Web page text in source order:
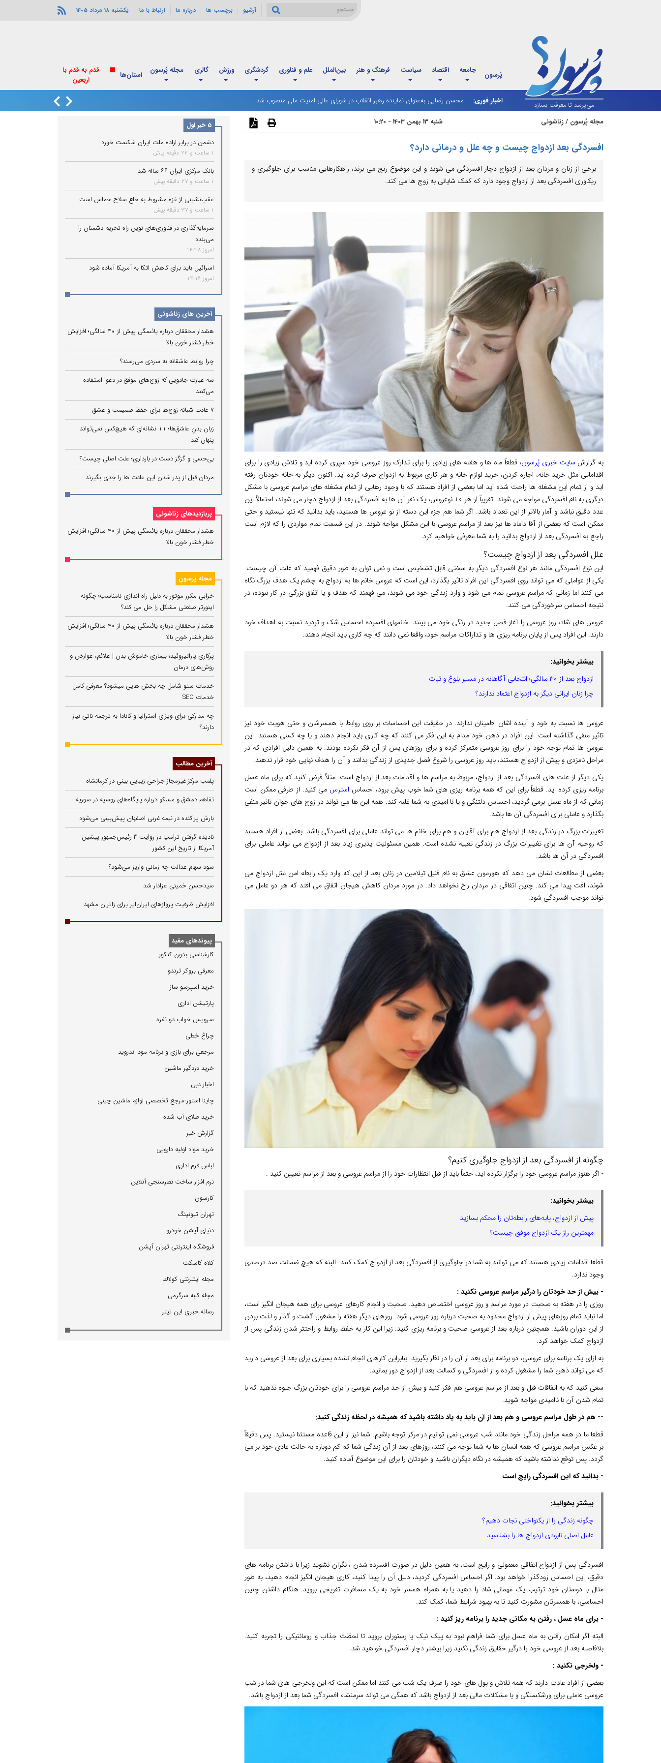
آرشیو برچسب ها درباره ما ارتباط با ما یکشنبه 18 مرداد 1405
می‌پرسد تا معرفت بسازد
پُرسون جامعه اقتصاد سیاست فرهنگ و هنر بین‌الملل علم و فناوری گردشگری ورزش گالری مجله پُرسون استان‌ها
قدم به قدم با
اربعین
اخبار فوری:
محسن رضایی به‌عنوان نماینده رهبر انقلاب در شورای عالی امنیت ملی منصوب شد
زاهدشهر فارس لرزید
مجله پُرسون /زناشوئی شنبه 13 بهمن 1403 - 10:20
افسردگی بعد ازدواج چیست و چه علل و درمانی دارد؟
برخی از زنان و مردان بعد از ازدواج دچار افسردگی می شوند و این موضوع رنج می برند، راهکارهایی مناسب برای جلوگیری و
ریکاوری افسردگی بعد از ازدواج وجود دارد که کمک شایانی به زوج ها می کند.
به گزارش سایت خبری پُرسون، قطعاً ماه ها و هفته های زیادی را برای تدارک روز عروسی خود سپری کرده اید و تلاش زیادی را برای
اقداماتی مثل خرید خانه، اجاره کردن، خرید لوازم خانه و هر کاری مربوط به ازدواج صرف کرده اید. اکنون دیگر به خانه خودتان رفته
اید و از تمام این مشغله ها راحت شده اید اما بعضی از افراد هستند که با وجود رهایی از تمام مشغله های مراسم عروسی با مشکل
دیگری به نام افسردگی مواجه می شوند. تقریباً از هر 10 نوعروس، یک نفر آن ها به افسردگی بعد از ازدواج دچار می شوند، احتمالاً این
عدد دقیق نباشد و آمار بالاتر از این تعداد باشد. اگر شما هم جزء این دسته از نو عروس ها هستید، باید بدانید که تنها نیستید و حتی
ممکن است که بعضی از آقا داماد ها نیز بعد از مراسم عروسی با این مشکل مواجه شوند. در این قسمت تمام مواردی را که لازم است
راجع به افسردگی بعد از ازدواج بدانید را به شما معرفی خواهیم کرد.
علل افسردگی بعد از ازدواج چیست؟
این نوع افسردگی مانند هر نوع افسردگی دیگر به سختی قابل تشخیص است و نمی توان به طور دقیق فهمید که علت آن چیست.
یکی از عواملی که می تواند روی افسردگی این افراد تاثیر بگذارد، این است که عروس خانم ها به ازدواج به چشم یک هدف بزرگ نگاه
می کنند اما زمانی که مراسم عروسی تمام می شود و وارد زندگی خود می شوند، می فهمند که هدف و یا اتفاق بزرگی در کار نبوده؛ در
نتیجه احساس سرخوردگی می کنند.
عروس های شاد، روز عروسی را آغاز فصل جدید در زنگی خود می بینند. خانمهای افسرده احساس شک و تردید نسبت به اهداف خود
دارند. این افراد پس از پایان برنامه ریزی ها و تداراکات مراسم خود، واقعا نمی دانند که چه کاری باید انجام دهند.
بیشتر بخوانید:
ازدواج بعد از ۳۰ سالگی؛ انتخابی آگاهانه در مسیر بلوغ و ثبات
چرا زنان ایرانی دیگر به ازدواج اعتماد ندارند؟
عروس ها نسبت به خود و آینده اشان اطمینان ندارند. در حقیقت این احساسات بر روی روابط با همسرشان و حتی هویت خود نیز
تاثیر منفی گذاشته است. این افراد در ذهن خود مدام به این فکر می کنند که چه کاری باید انجام دهند و یا چه کسی هستند. این
عروس ها تمام توجه خود را برای روز عروسی متمرکز کرده و برای روزهای پس از آن فکر نکرده بودند. به همین دلیل افرادی که در
مراحل نامزدی و پیش از ازدواج هستند، باید روز عروسی را شروع فصل جدیدی از زندگی بدانند و آن را هدف نهایی خود قرار ندهند.
یکی دیگر از علت های افسردگی بعد از ازدواج، مربوط به مراسم ها و اقدامات بعد از ازدواج است. مثلاً فرض کنید که برای ماه عسل
برنامه ریزی کرده اید. قطعاً برای این که همه برنامه ریزی های شما خوب پیش برود، احساس استرس می کنید. از طرفی ممکن است
زمانی که از ماه عسل برمی گردید، احساس دلتنگی و یا نا امیدی به شما غلبه کند. همه این ها می تواند در زوج های جوان تاثیر منفی
بگذارد و عاملی برای افسردگی آن ها باشد.
تغییرات بزرگ در زندگی بعد از ازدواج هم برای آقایان و هم برای خانم ها می تواند عاملی برای افسردگی باشد. بعضی از افراد هستند
که روحیه آن ها برای تغییرات بزرگ در زندگی تعبیه نشده است. همین مسئولیت پذیری زیاد بعد از ازدواج می تواند عاملی برای
افسردگی در آن ها باشد.
بعضی از مطالعات نشان می دهد که هورمون عشق به نام فنیل تیلامین در زنان بعد از این که وارد یک رابطه امن مثل ازدواج می
شوند، افت پیدا می کند. چنین اتفاقی در مردان رخ نخواهد داد. در مورد مردان کاهش هیجان اتفاق می افتد که هر دو عامل می
تواند موجب افسردگی شود.
چگونه از افسردگی بعد از ازدواج جلوگیری کنیم؟
- اگر هنوز مراسم عروسی خود را برگزار نکرده اید، حتماً باید از قبل انتظارات خود را از مراسم عروسی و بعد از مراسم تعیین کنید :
بیشتر بخوانید:
پیش از ازدواج، پایه‌های رابطه‌تان را محکم بسازید
مهمترین راز یک ازدواج موفق چیست؟
قطعا اقدامات زیادی هستند که می توانند به شما در جلوگیری از افسردگی بعد از ازدواج کمک کنند. البته که هیچ ضمانت صد درصدی
وجود ندارد.
- بیش از حد خودتان را درگیر مراسم عروسی نکنید :
روزی را در هفته به صحبت در مورد مراسم و روز عروسی اختصاص دهید. صحبت و انجام کارهای عروسی برای همه هیجان انگیز است،
اما نباید تمام روزهای پیش از ازدواج محدود به صحبت درباره روز عروسی شود. روزهای دیگر هفته را مشغول گشت و گذار و لذت بردن
از این دوران باشید. همچنین درباره بعد از عروسی صحبت و برنامه ریزی کنید. زیرا این کار به حفظ روابط و راحتتر شدن زندگی پس از
ازدواج کمک خواهد کرد.
به ازای یک برنامه برای عروسی، دو برنامه برای بعد از آن را در نظر بگیرید. بنابراین کارهای انجام نشده بسیاری برای بعد از عروسی دارید
که می تواند ذهن شما را مشغول کرده و از افسردگی و کسالت بعد از ازدواج دور بمانید.
سعی کنید که به اتفاقات قبل و بعد از مراسم عروسی هم فکر کنید و بیش از حد مراسم عروسی را برای خودتان بزرگ جلوه ندهید که با
تمام شدن آن با ناامیدی مواجه شوید.
-- هم در طول مراسم عروسی و هم بعد از آن باید به یاد داشته باشید که همیشه در لحظه زندگی کنید:
قطعا ما در همه مراحل زندگی خود مانند شب عروسی نمی توانیم در مرکز توجه باشیم. شما نیز از این قاعده مستثنا نیستید. پس دقیقاً
بر عکس مراسم عروسی که همه انسان ها به شما توجه می کنند، روزهای بعد از آن زندگی شما کم کم دوباره به حالت عادی خود بر می
گردد. پس توقع نداشته باشید که همیشه در نگاه دیگران باشید و خودتان را برای این موضوع آماده کنید.
- بدانید که این افسردگی رایج است
بیشتر بخوانید:
چگونه زندگی را از یکنواختی نجات دهیم؟
عامل اصلی نابودی ازدواج ها را بشناسید
افسردگی پس از ازدواج اتفاقی معمولی و رایج است، به همین دلیل در صورت افسرده شدن ، نگران نشوید زیرا با داشتن برنامه های
دقیق، این احساس زودگذرا خواهد بود. اگر احساس افسردگی کردید، دلیل آن را پیدا کنید، کاری هیجان انگیز انجام دهید، به طور
مثال با دوستان خود ترتیب یک مهمانی شاد را دهید یا به همراه همسر خود به یک مسافرت تفریحی بروید. هنگام داشتن چنین
احساسی، با همسرتان مشورت کنید تا به بهبود شرایط شما، کمک کند.
- برای ماه عسل ، رفتن به مکانی جدید را برنامه ریز کنید :
البته اگر امکان رفتن به ماه عسل برای شما فراهم نبود به پیک نیک یا رستوران بروید تا لحظت جذاب و رومانتیکی را تجربه کنید.
بلافاصله بعد از عروسی خود را درگیر حقایق زندگی نکنید زیرا بیشتر دچار افسردگی خواهید شد.
- ولخرجی نکنید :
بعضی از افراد عادت دارند که همه تلاش و پول های خود را صرف یک شب می کنند اما ممکن است که این ولخرجی های شما در شب
عروسی عاملی برای ورشکستگی و یا مشکلات مالی بعد از ازدواج باشد که همگی می تواند سرمنشاء افسردگی شما بعد از ازدواج باشد.
5 خبر اول
دشمن در برابر اراده ملت ایران شکست خورد
1 ساعت و 22 دقیقه پیش
بانک مرکزی ایران ۶۶ ساله شد
1 ساعت و 27 دقیقه پیش
عقب‌نشینی از غزه مشروط به خلع سلاح حماس است
1 ساعت و 37 دقیقه پیش
سرمایه‌گذاری در فناوری‌های نوین راه تحریم دشمنان را
می‌بندد
امروز 14:38
اسرائیل باید برای کاهش اتکا به آمریکا آماده شود
امروز 14:16
آخرین های زناشوئی
هشدار محققان درباره یائسگی پیش از ۴۰ سالگی؛ افزایش
خطر فشار خون بالا
چرا روابط عاشقانه به سردی می‌رسند؟
سه عبارت جادویی که زوج‌های موفق در دعوا استفاده
می‌کنند
۷ عادت شبانه زوج‌ها برای حفظ صمیمت و عشق
زبان بدنِ عاشق‌ها؛ ۱۱ نشانه‌ای که هیچ‌کس نمی‌تواند
پنهان کند
بی‌حسی و گزگز دست در بارداری؛ علت اصلی چیست؟
مردان قبل از پدر شدن این عادت ها را جدی بگیرند
پربازدیدهای زناشوئی
هشدار محققان درباره یائسگی پیش از ۴۰ سالگی؛ افزایش
خطر فشار خون بالا
مجله پرسون
خرابی مکرر موتور به دلیل راه‌ اندازی نامناسب؛ چگونه
اینورتر صنعتی مشکل را حل می‌ کند؟
هشدار محققان درباره یائسگی پیش از ۴۰ سالگی؛ افزایش
خطر فشار خون بالا
پرکاری پاراتیروئید؛ بیماری خاموش بدن | علائم، عوارض و
روش‌های درمان
خدمات سئو شامل چه بخش هایی میشود؟ معرفی کامل
خدمات SEO
چه مدارکی برای ویزای استرالیا و کانادا به ترجمه ناتی نیاز
دارند؟
آخرین مطالب
پلمب مرکز غیرمجاز جراحی زیبایی بینی در کرمانشاه
تفاهم دمشق و مسکو درباره پایگاه‌های روسیه در سوریه
بارش پراکنده در نیمه غربی اصفهان پیش‌بینی می‌شود
نادیده گرفتن ترامپ در روایت ۳ رئیس‌جمهور پیشین
آمریکا از تاریخ این کشور
سود سهام عدالت چه زمانی واریز می‌شود؟
سیدحسن خمینی عزادار شد
افزایش ظرفیت پروازهای ایران‌ایر برای زائران مشهد
پیوندهای مفید
كارشناسی بدون كنكور
معرفی بروكر ترندو
خرید اسپرسو ساز
پارتیشن اداری
سرویس خواب دو نفره
چراغ خطی
مرجعی برای بازی و برنامه مود اندروید
خرید دزدگیر ماشین
اخبار دبی
چاینا استور-مرجع تخصصی لوازم ماشین چینی
خرید طلای آب شده
گزارش خبر
خرید مواد اولیه دارویی
لباس فرم اداری
نرم افزار ساخت نظرسنجی آنلاین
كارسون
تهران تیونینگ
دنیای آپشن خودرو
فروشگاه اینترنتی تهران آپشن
كلاه كاسكت
مجله اینترنتی كولاك
مجله كلبه سرگرمی
رسانه خبری این تیتر